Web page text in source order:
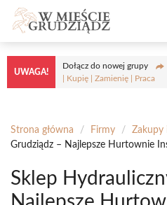
Przejdź
treści
UWAGA!
Dołącz do nowej grupy
| Kupię | Zamienię | Praca
Strona główna / Firmy / Zakupy
Grudziądz – Najlepsze Hurtownie
Sklep